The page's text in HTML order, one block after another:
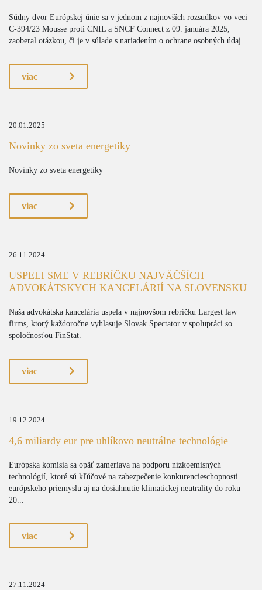
Súdny dvor Európskej únie sa v jednom z najnovších rozsudkov vo veci
C-394/23 Mousse proti CNIL a SNCF Connect z 09. januára 2025,
zaoberal otázkou, či je v súlade s nariadením o ochrane osobných údaj...
viac
20.01.2025
Novinky zo sveta energetiky
Novinky zo sveta energetiky
viac
26.11.2024
USPELI SME V REBRÍČKU NAJVÄČŠÍCH
ADVOKÁTSKYCH KANCELÁRIÍ NA SLOVENSKU
Naša advokátska kancelária uspela v najnovšom rebríčku Largest law
firms, ktorý každoročne vyhlasuje Slovak Spectator v spolupráci so
spoločnosťou FinStat.
viac
19.12.2024
4,6 miliardy eur pre uhlíkovo neutrálne technológie
Európska komisia sa opäť zameriava na podporu nízkoemisných
technológií, ktoré sú kľúčové na zabezpečenie konkurencieschopnosti
európskeho priemyslu aj na dosiahnutie klimatickej neutrality do roku
20...
viac
27.11.2024